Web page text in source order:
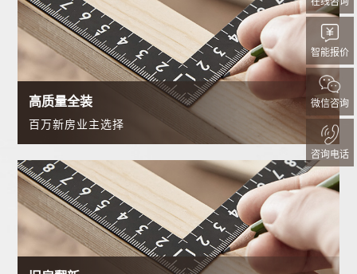
智能报价
微信咨询
咨询电话
高质量全装
百万新房业主选择